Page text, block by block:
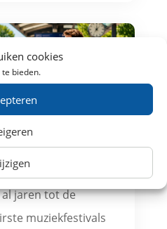
cookies
bieden.
jaren tot de
muziekfestivals